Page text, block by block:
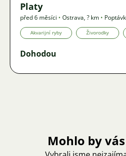
Platy
před 6 měsíci • Ostrava,? km •
Akvarijní ryby Živorodky
Dohodou
Mohlo by